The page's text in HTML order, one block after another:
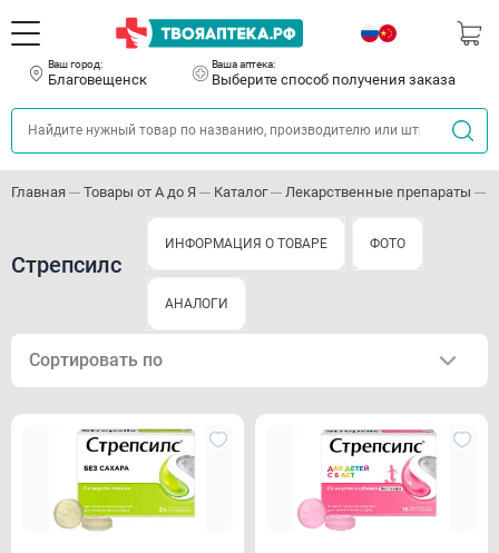
Ваш город:
Благовещенск
Ваша аптека:
Выберите способ получения заказа
Главная Товары от А до Я Каталог Лекарственные препараты
Стрепсилс
ИНФОРМАЦИЯ О ТОВАРЕ ФОТО
АНАЛОГИ
Сортировать по